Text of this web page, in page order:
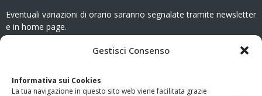
Gestisci Consenso
Informativa sui Cookies
La tua navigazione in questo sito web viene facilitata grazie
Eventuali variazioni di orario saranno segnalate tramite newsletter
e in home page.